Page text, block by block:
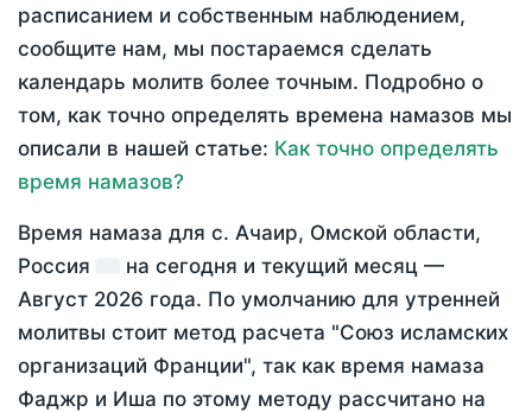
расписанием и собственным наблюдением,
сообщите нам, мы постараемся сделать
календарь молитв более точным. Подробно о
том, как точно определять времена намазов мы
описали в нашей статье: Как точно определять
время намазов?
Время намаза для с. Ачаир, Омской области,
Россия
на сегодня и текущий месяц —
Август 2026 года. По умолчанию для утренней
молитвы стоит метод расчета "Союз исламских
организаций Франции", так как время намаза
Фаджр и Иша по этому методу рассчитано на